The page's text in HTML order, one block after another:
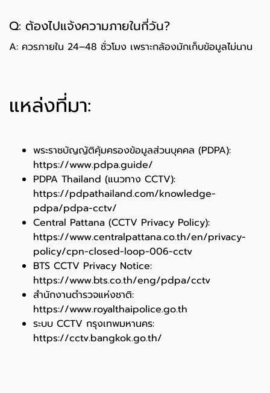
Q: ต้องไปแจ้งความภายในกี่วัน?
A: ควรภายใน 24–48 ชั่วโมง เพราะกล้องมักเก็บข้อมูลไม่นาน
แหล่งที่มา:
พระราชบัญญัติคุ้มครองข้อมูลส่วนบุคคล (PDPA):
https://www.pdpa.guide/
PDPA Thailand (แนวทาง CCTV):
https://pdpathailand.com/knowledge-
pdpa/pdpa-cctv/
Central Pattana (CCTV Privacy Policy):
https://www.centralpattana.co.th/en/privacy-
policy/cpn-closed-loop-006-cctv
BTS CCTV Privacy Notice:
https://www.bts.co.th/eng/pdpa/cctv
สำนักงานตำรวจแห่งชาติ:
https://www.royalthaipolice.go.th
ระบบ CCTV กรุงเทพมหานคร:
https://cctv.bangkok.go.th/